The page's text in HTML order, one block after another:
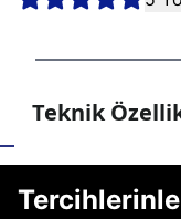
Teknik